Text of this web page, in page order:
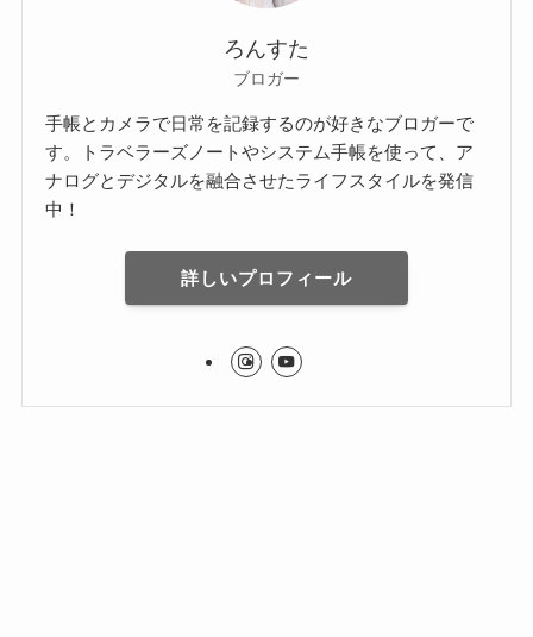
ろんすた
ブロガー
手帳とカメラで日常を記録するのが好きなブロガーで
す。トラベラーズノートやシステム手帳を使って、ア
ナログとデジタルを融合させたライフスタイルを発信
中！
詳しいプロフィール